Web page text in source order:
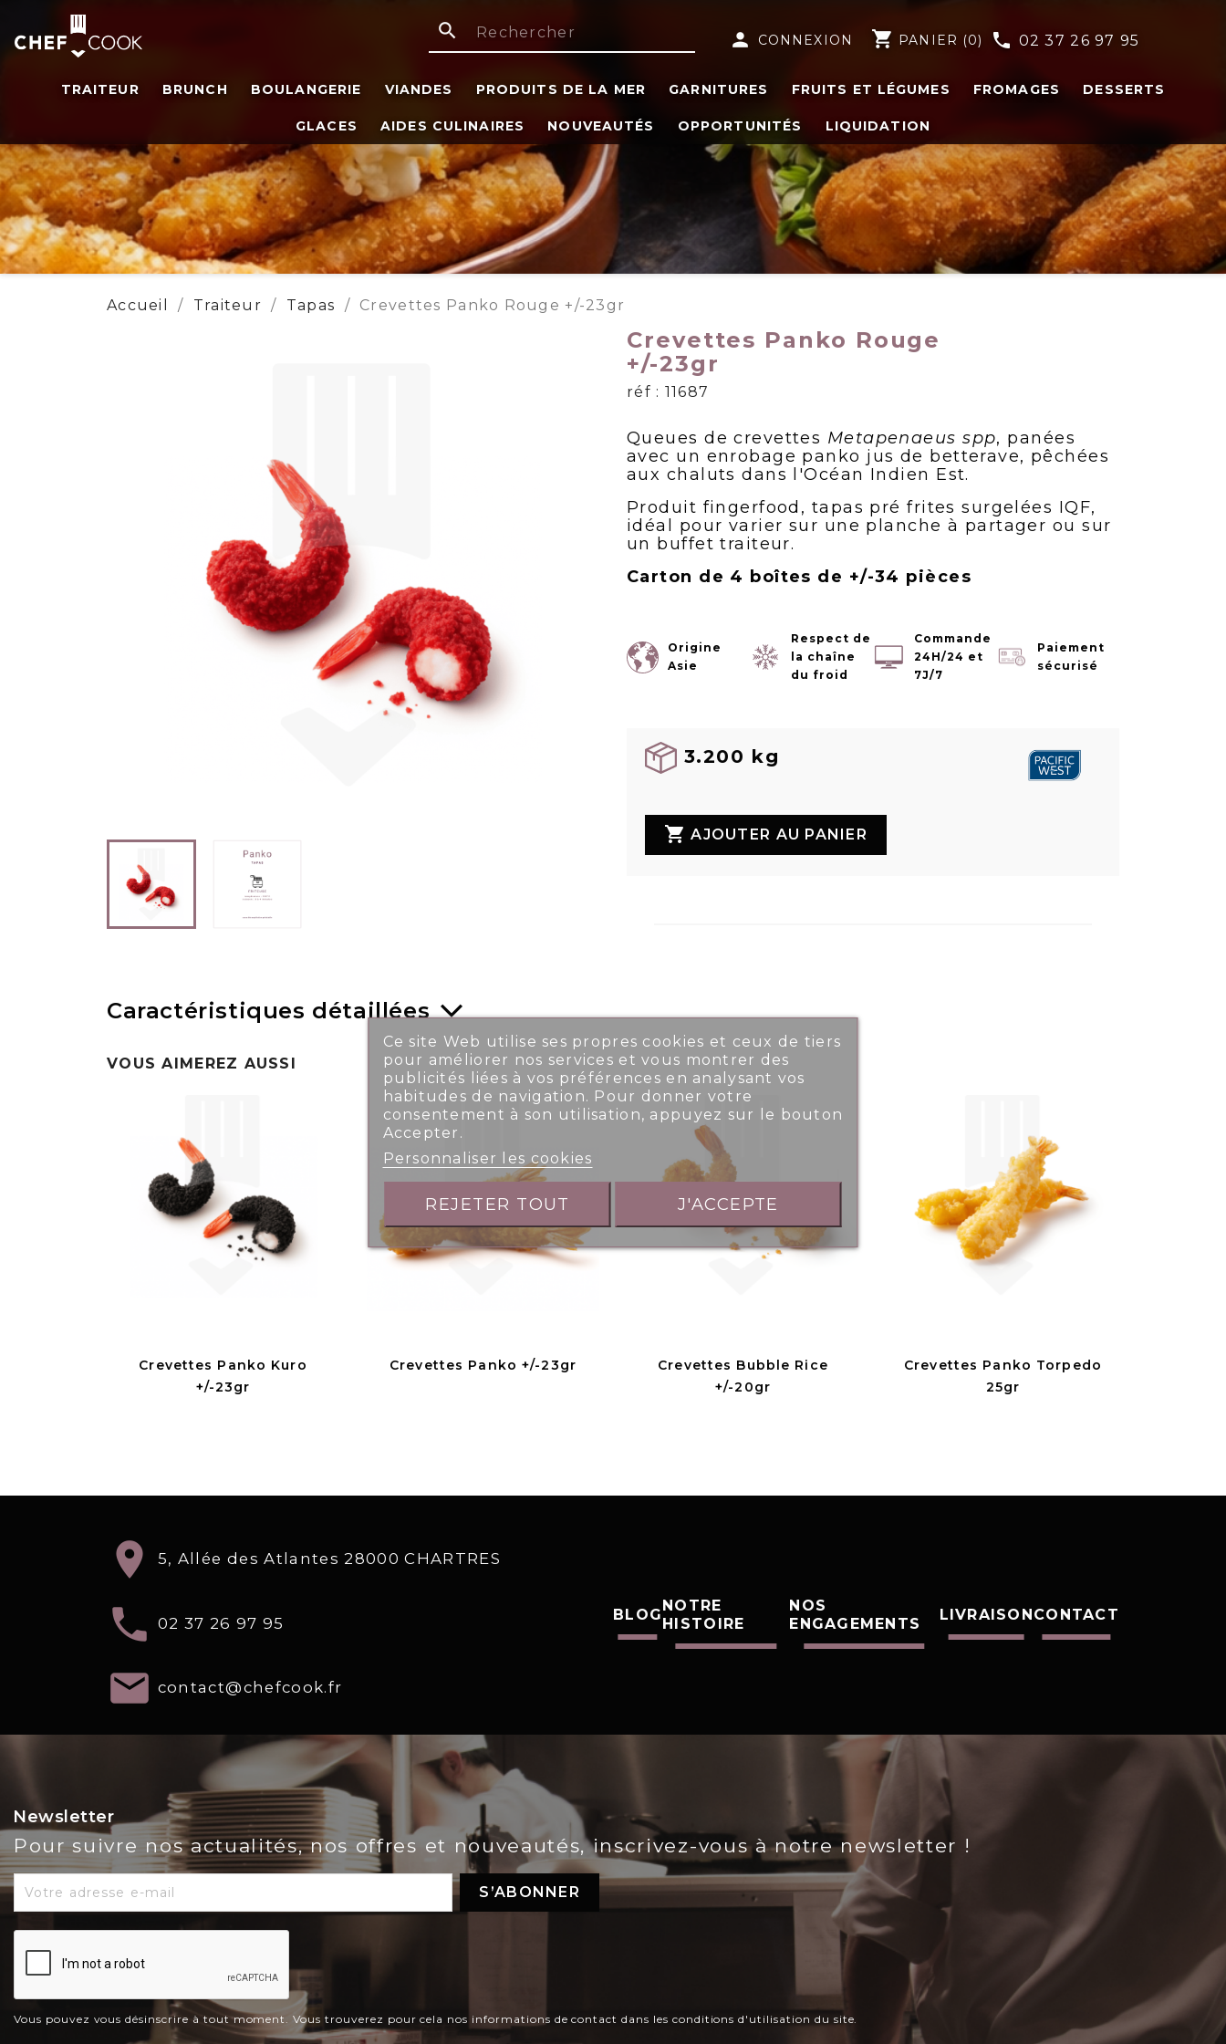
search person CONNEXION shopping_cart PANIER (0) phone 02 37 26 97 95
TRAITEUR BRUNCH BOULANGERIE VIANDES PRODUITS DE LA MER GARNITURES FRUITS ET LÉGUMES FROMAGES DESSERTS
GLACES AIDES CULINAIRES NOUVEAUTÉS OPPORTUNITÉS LIQUIDATION
Accueil Traiteur Tapas Crevettes Panko Rouge +/-23gr
Crevettes Panko Rouge
+/-23gr
réf : 11687
Queues de crevettes Metapenaeus spp, panées
avec un enrobage panko jus de betterave, pêchées
aux chaluts dans l'Océan Indien Est.
Produit fingerfood, tapas pré frites surgelées IQF,
idéal pour varier sur une planche à partager ou sur
un buffet traiteur.
Carton de 4 boîtes de +/-34 pièces
Origine
Asie
Respect de
la chaîne
du froid
Commande
24H/24 et
7J/7
Paiement
sécurisé
3.200 kg
 AJOUTER AU PANIER
Caractéristiques détaillées
VOUS AIMEREZ AUSSI
Crevettes Panko Kuro
+/-23gr
Crevettes Panko +/-23gr
Crevettes Bubble Rice
+/-20gr
Crevettes Panko Torpedo
25gr
location_on 5, Allée des Atlantes 28000 CHARTRES
local_phone 02 37 26 97 95
email contact@chefcook.fr
BLOG
NOTRE
HISTOIRE
NOS
ENGAGEMENTS
LIVRAISONCONTACT
Newsletter
Pour suivre nos actualités, nos offres et nouveautés, inscrivez-vous à notre newsletter !
Vous pouvez vous désinscrire à tout moment. Vous trouverez pour cela nos informations de contact dans les conditions d'utilisation du site.
Ce site Web utilise ses propres cookies et ceux de tiers
pour améliorer nos services et vous montrer des
publicités liées à vos préférences en analysant vos
habitudes de navigation. Pour donner votre
consentement à son utilisation, appuyez sur le bouton
Accepter.
Personnaliser les cookies
REJETER TOUT J'ACCEPTE